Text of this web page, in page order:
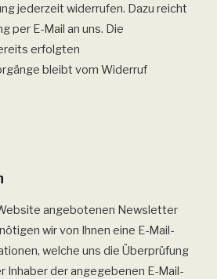
jederzeit widerrufen. Dazu reicht
per E-Mail an uns. Die
erfolgten
bleibt vom Widerruf
angebotenen Newsletter
wir von Ihnen eine E-Mail-
welche uns die Überprüfung
Inhaber der angegebenen E-Mail-